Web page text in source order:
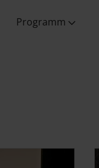
Programm